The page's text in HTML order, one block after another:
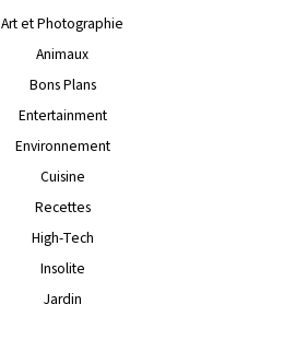
Art et Photographie
Animaux
Bons Plans
Entertainment
Environnement
Cuisine
Recettes
High-Tech
Insolite
Jardin